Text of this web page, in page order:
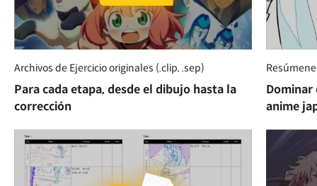
Archivos de Ejercicio originales (.clip, .sep)
Para cada etapa, desde el dibujo hasta la
corrección
Dominar
anime